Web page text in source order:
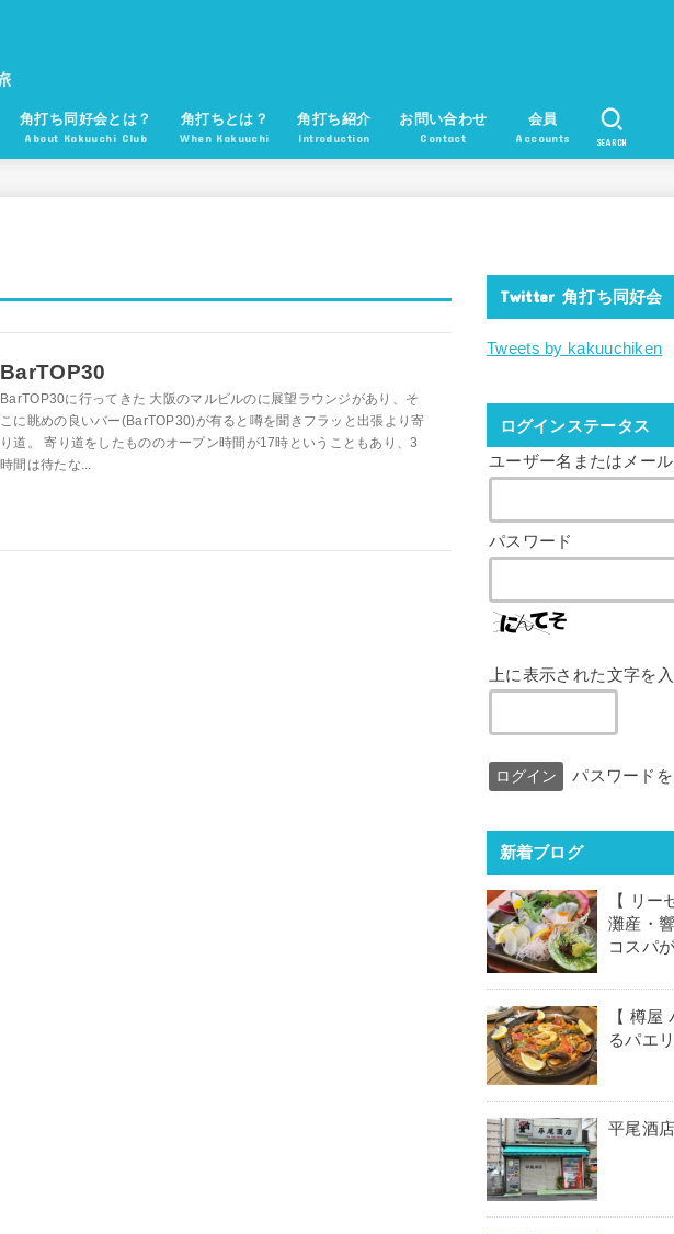
角打ち同好会とは？
About Kakuuchi Club
角打ちとは？
When Kakuuchi
角打ち紹介
Introduction
お問い合わせ
Contact
会員
Accounts SEARCH
BarTOP30
BarTOP30に行ってきた 大阪のマルビルのに展望ラウンジがあり、そ
こに眺めの良いバー(BarTOP30)が有ると噂を聞きフラッと出張より寄
り道。 寄り道をしたもののオープン時間が17時ということもあり、3
時間は待たな...
Twitter 角打ち同好会
Tweets by kakuuchiken
ログインステータス
ユーザー名またはメー
パスワード
上に表示された文字を
パスワード
新着ブログ
【 リー
灘産・
コスパ
【 樽屋
るパエ
平尾酒